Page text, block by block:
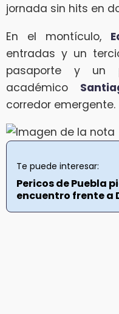
jornada sin hits en
En el montículo,
entradas y un
pasaporte y un
académico
corredor emergente.
Te puede interesar:
Pericos de Puebla
encuentro frente a